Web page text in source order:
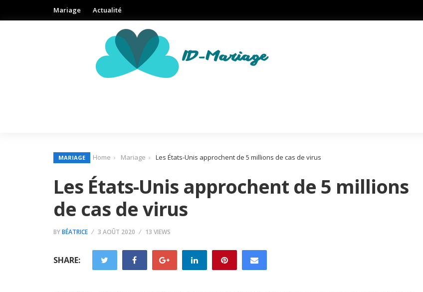
Mariage Actualité
MARIAGE Home Mariage Les États-Unis approchent de 5 millions de cas de virus
Les États-Unis approchent de 5 millions
de cas de virus
BYBÉATRICE 3 AOÛT 2020 13 VIEWS
SHARE: